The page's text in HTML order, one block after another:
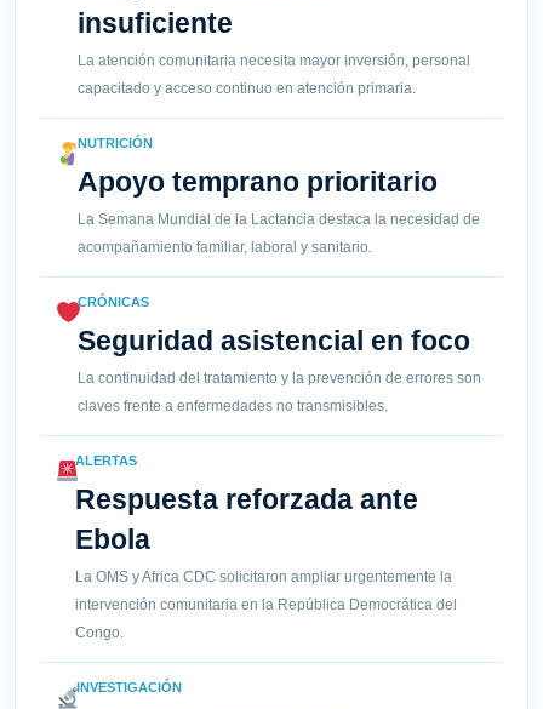
insuficiente
La atención comunitaria necesita mayor inversión, personal
capacitado y acceso continuo en atención primaria.
NUTRICIÓN
Apoyo temprano prioritario
La Semana Mundial de la Lactancia destaca la necesidad de
acompañamiento familiar, laboral y sanitario.
CRÓNICAS
Seguridad asistencial en foco
La continuidad del tratamiento y la prevención de errores son
claves frente a enfermedades no transmisibles.
ALERTAS
Respuesta reforzada ante
Ebola
La OMS y Africa CDC solicitaron ampliar urgentemente la
intervención comunitaria en la República Democrática del
Congo.
INVESTIGACIÓN